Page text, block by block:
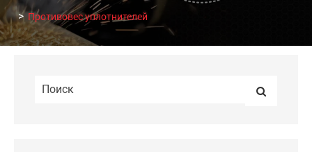
Противовес уплотнителей